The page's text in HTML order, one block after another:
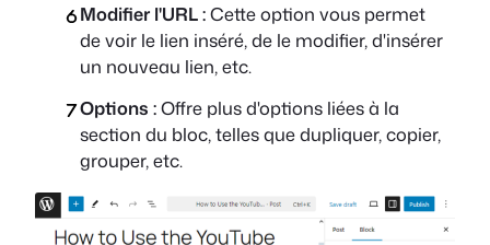
Modifier l'URL :Cette option vous permet
de voir le lien inséré, de le modifier, d'insérer
un nouveau lien, etc.
Options :Offre plus d'options liées à la
section du bloc, telles que dupliquer, copier,
grouper, etc.